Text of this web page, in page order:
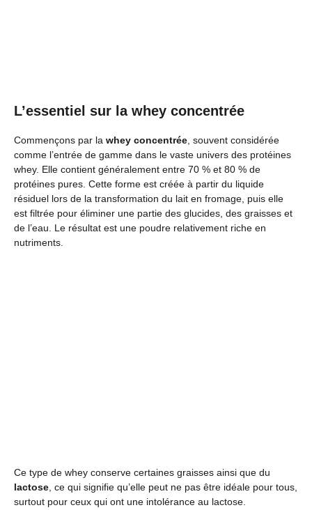
L’essentiel sur la whey concentrée
Commençons par la whey concentrée, souvent considérée
comme l’entrée de gamme dans le vaste univers des protéines
whey. Elle contient généralement entre 70 % et 80 % de
protéines pures. Cette forme est créée à partir du liquide
résiduel lors de la transformation du lait en fromage, puis elle
est filtrée pour éliminer une partie des glucides, des graisses et
de l’eau. Le résultat est une poudre relativement riche en
nutriments.
Ce type de whey conserve certaines graisses ainsi que du
lactose, ce qui signifie qu’elle peut ne pas être idéale pour tous,
surtout pour ceux qui ont une intolérance au lactose.